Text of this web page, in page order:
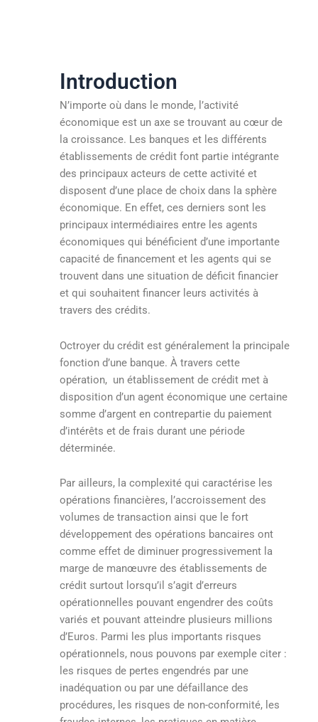
Introduction
N’importe où dans le monde, l’activité
économique est un axe se trouvant au cœur de
la croissance. Les banques et les différents
établissements de crédit font partie intégrante
des principaux acteurs de cette activité et
disposent d’une place de choix dans la sphère
économique. En effet, ces derniers sont les
principaux intermédiaires entre les agents
économiques qui bénéficient d’une importante
capacité de financement et les agents qui se
trouvent dans une situation de déficit financier
et qui souhaitent financer leurs activités à
travers des crédits.
Octroyer du crédit est généralement la principale
fonction d’une banque. À travers cette
opération, un établissement de crédit met à
disposition d’un agent économique une certaine
somme d’argent en contrepartie du paiement
d’intérêts et de frais durant une période
déterminée.
Par ailleurs, la complexité qui caractérise les
opérations financières, l’accroissement des
volumes de transaction ainsi que le fort
développement des opérations bancaires ont
comme effet de diminuer progressivement la
marge de manœuvre des établissements de
crédit surtout lorsqu’il s’agit d’erreurs
opérationnelles pouvant engendrer des coûts
variés et pouvant atteindre plusieurs millions
d’Euros. Parmi les plus importants risques
opérationnels, nous pouvons par exemple citer :
les risques de pertes engendrés par une
inadéquation ou par une défaillance des
procédures, les risques de non-conformité, les